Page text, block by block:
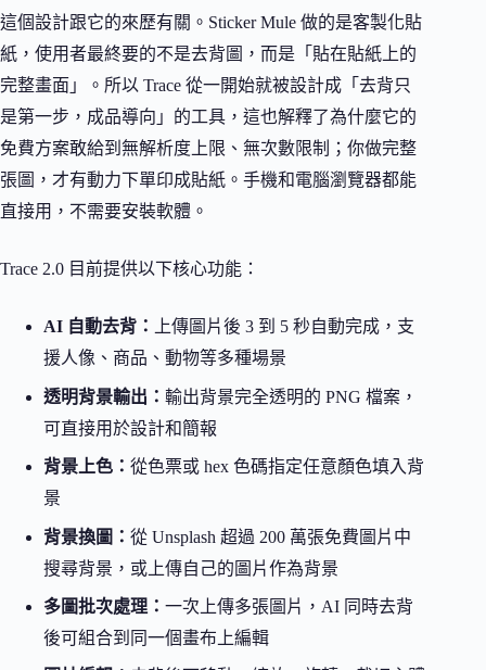
這個設計跟它的來歷有關。Sticker Mule 做的是客製化貼
紙，使用者最終要的不是去背圖，而是「貼在貼紙上的
完整畫面」。所以 Trace 從一開始就被設計成「去背只
是第一步，成品導向」的工具，這也解釋了為什麼它的
免費方案敢給到無解析度上限、無次數限制；你做完整
張圖，才有動力下單印成貼紙。手機和電腦瀏覽器都能
直接用，不需要安裝軟體。
Trace 2.0 目前提供以下核心功能：
AI 自動去背： 上傳圖片後 3 到 5 秒自動完成，支
援人像、商品、動物等多種場景
透明背景輸出： 輸出背景完全透明的 PNG 檔案，
可直接用於設計和簡報
背景上色： 從色票或 hex 色碼指定任意顏色填入背
景
背景換圖： 從 Unsplash 超過 200 萬張免費圖片中
搜尋背景，或上傳自己的圖片作為背景
多圖批次處理： 一次上傳多張圖片，AI 同時去背
後可組合到同一個畫布上編輯